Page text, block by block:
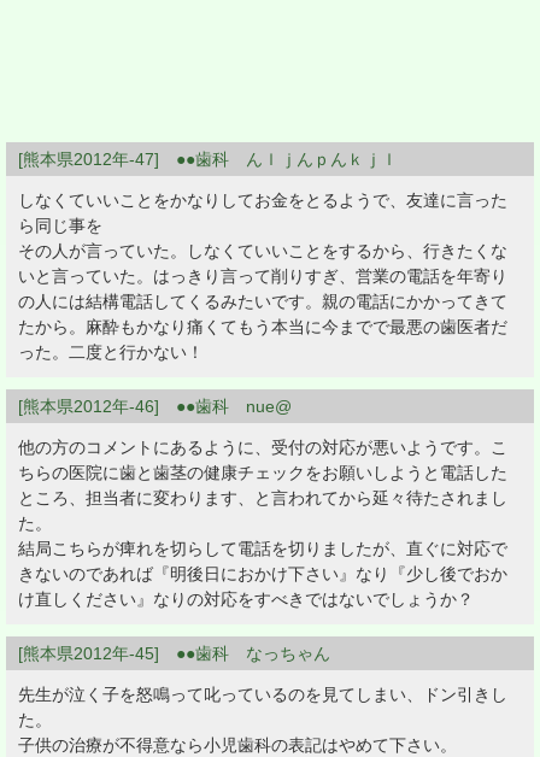
[熊本県2012年-47] ●●歯科 んｌｊんｐんｋｊｌ
しなくていいことをかなりしてお金をとるようで、友達に言った
ら同じ事を
その人が言っていた。しなくていいことをするから、行きたくな
いと言っていた。はっきり言って削りすぎ、営業の電話を年寄り
の人には結構電話してくるみたいです。親の電話にかかってきて
たから。麻酔もかなり痛くてもう本当に今までで最悪の歯医者だ
った。二度と行かない！
[熊本県2012年-46] ●●歯科 nue@
他の方のコメントにあるように、受付の対応が悪いようです。こ
ちらの医院に歯と歯茎の健康チェックをお願いしようと電話した
ところ、担当者に変わります、と言われてから延々待たされまし
た。
結局こちらが痺れを切らして電話を切りましたが、直ぐに対応で
きないのであれば『明後日におかけ下さい』なり『少し後でおか
け直しください』なりの対応をすべきではないでしょうか？
[熊本県2012年-45] ●●歯科 なっちゃん
先生が泣く子を怒鳴って叱っているのを見てしまい、ドン引きし
た。
子供の治療が不得意なら小児歯科の表記はやめて下さい。